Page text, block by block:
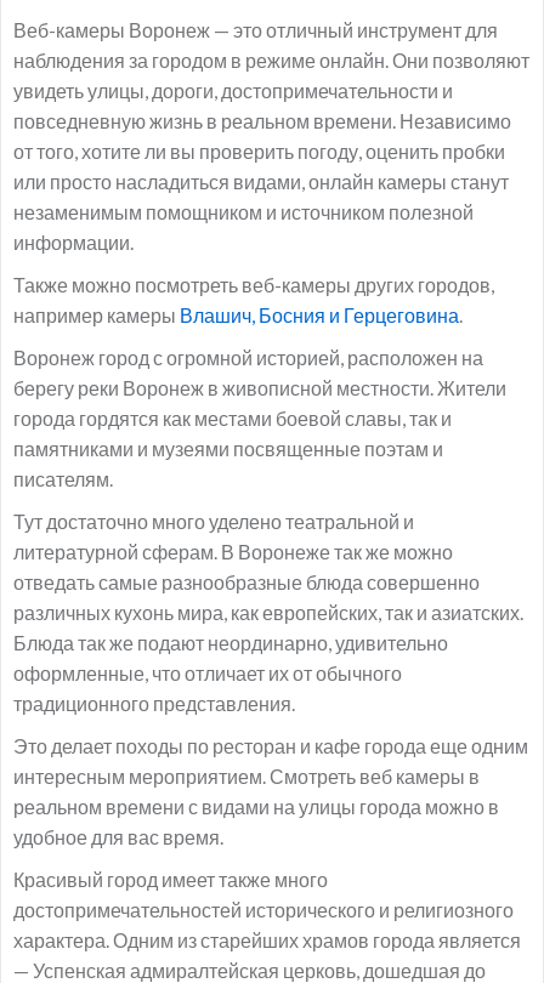
Веб-камеры Воронеж — это отличный инструмент для
наблюдения за городом в режиме онлайн. Они позволяют
увидеть улицы, дороги, достопримечательности и
повседневную жизнь в реальном времени. Независимо
от того, хотите ли вы проверить погоду, оценить пробки
или просто насладиться видами, онлайн камеры станут
незаменимым помощником и источником полезной
информации.
Также можно посмотреть веб-камеры других городов,
например камеры Влашич, Босния и Герцеговина.
Воронеж город с огромной историей, расположен на
берегу реки Воронеж в живописной местности. Жители
города гордятся как местами боевой славы, так и
памятниками и музеями посвященные поэтам и
писателям.
Тут достаточно много уделено театральной и
литературной сферам. В Воронеже так же можно
отведать самые разнообразные блюда совершенно
различных кухонь мира, как европейских, так и азиатских.
Блюда так же подают неординарно, удивительно
оформленные, что отличает их от обычного
традиционного представления.
Это делает походы по ресторан и кафе города еще одним
интересным мероприятием. Смотреть веб камеры в
реальном времени с видами на улицы города можно в
удобное для вас время.
Красивый город имеет также много
достопримечательностей исторического и религиозного
характера. Одним из старейших храмов города является
— Успенская адмиралтейская церковь, дошедшая до